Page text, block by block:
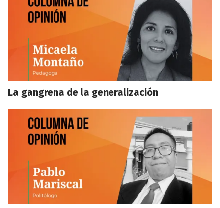
La gangrena de la generalización